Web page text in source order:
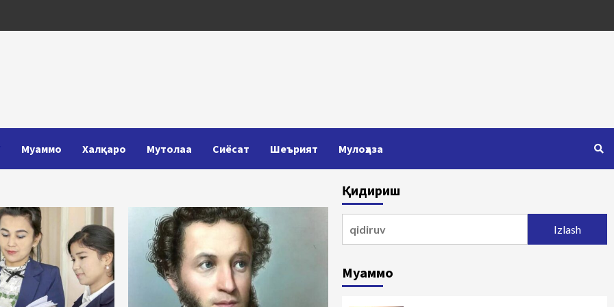
Муаммо Халқаро Мутолаа Сиёсат Шеърият Мулоҳаза
Қидириш
Муаммо